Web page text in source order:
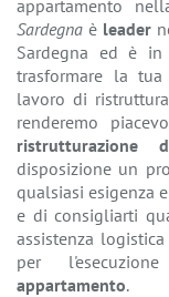
appartamento
Sardegna è leader
Sardegna ed è
trasformare la
lavoro di
renderemo
ristrutturazione
disposizione un
qualsiasi esigenza
e di consigliarti
assistenza
per
appartamento.